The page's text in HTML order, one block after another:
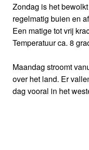
Zondag is het
regelmatig buien en
Een matige tot vrij
Temperatuur ca. 8
Maandag stroomt
over het land. Er
dag vooral in het